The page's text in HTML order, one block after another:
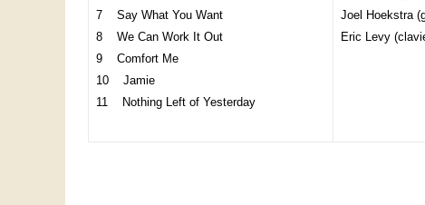
7 Say What You Want
8 We Can Work It Out
9 Comfort Me
10 Jamie
11 Nothing Left of Yesterday
Joel Hoekstra
Eric Levy